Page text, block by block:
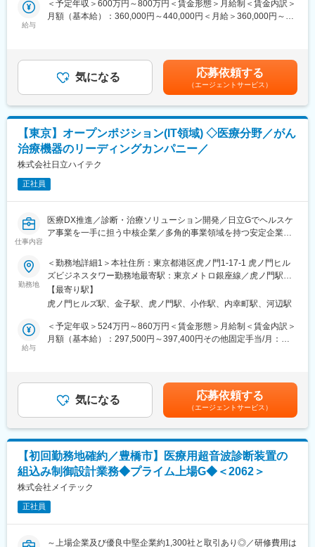
想いで設立され、具体的には目が不自由な方のためのデバイス開
発が設立背景である当社。
・現在は、アイスイッチ（自社製品）をベースに医療関連・車載
関連・カメラ関連・IOT関連・業務系、インフラ関連など幅広い顧
客ニーズに答えております。
変更の範囲：本文参照
存製品設計変更業務に携わります。
・仕様決定、仕様書作成、コーディング、検証/テスト
・プログラミング
■配属組織の取り組み：
・医療現場訪問、学会、研修、展示会による医療・医学・医工学
を学び製品開発へ活かす
・次世代装置、機能の提案
・コンカレントエンジニアリングによる各部との協働
・金沢製作所への積極的な出張による現場理解
・特許出願（各自1件提案目標）
・設計工数の低減をQMS有効性を維持しながら実現を目指す（そ
のための改善提案）
■業務・組織の魅力：
・患者様のQOL向上、医療従事者への貢献をしたいメンバーが多
く、モチベーションが高い組織です。
・若手から提案ができる風土、チームワークを重視しています。
（フリーアドレス、ビジネスカジュアル、カフェテリアも充実）
・メディカル事業だけでなく、ポンプ・精密・航空など他の事業
・出社メイン、在宅やフレックスを組み合わせて働くことが可能
です。
・残業は月20時間～30時間です。
■当社の魅力：
【トップクラスのシェア製品を多数保有】
当社は、各事業部ごとにトップクラスのシェアを誇る製品を有し
ています。インダストリアル事業はオイル&ガス分野で活躍する
「往復動ポンプ」。精密機器事業は多くの発電所で活躍する「水
などが国内トップシェア製品になります。
給与
＜予定年収＞600万円～800万円＜賃金形態＞月給制＜賃金内訳＞
月額（基本給）：360,000円～440,000円＜月給＞360,000円～
金はあくまでも目安の金額であり、選考を通じて上下する可能性
があります。月給(月額)は固定手当を含めた表記です。
気になる 応募依頼する
（エージェントサービス）
【東京】オープンポジション(IT領域) ◇医療分野／がん
治療機器のリーディングカンパニー／
株式会社日立ハイテク
正社員
仕事内容
医療DX推進／診断・治療ソリューション開発／日立Gでヘルスケ
ア事業を一手に担う中核企業／多角的事業領域を持つ安定企業
■職務内容：
ご希望、ご経験に応じて、SE(システムエンジニア)・ソフト機能
設計者・ソフト開発者・ITデジタル品質保証の中から適性業務を
選考の中で確認させていただきます。
各適性職務の役割は以下です。
（1）医療×DXのサービス企画・推進：
単純な要件定義から設計構築のSI業務だけではなく、医療DXを推
支援。
（3）データ管理と分析：
患者データや医療データの管理・分析を行い、AIを活用した医療
ネットワーク接続された医療データのセキュリティを確保し、個
人情報の保護を徹底。
（5）システム統合：
異なる医療機関やシステム間でのデータ共有をクラウド環境で円
滑に行うためのシステム統合を担当。
（6）ユーザーサポート：
医療従事者がシステムを効果的に利用できるように、伴走しなが
ら検査室や病院の課題解決を支援。
勤務地
＜勤務地詳細1＞本社住所：東京都港区虎ノ門1-17-1 虎ノ門ヒル
ズビジネスタワー勤務地最寄駅：東京メトロ銀座線／虎ノ門駅受
動喫煙対策：屋内喫煙可能場所あり＜勤務地詳細2＞晴海オフィス
住所：東京都中央区晴海一丁目8番10号（晴海トリトンスクエア
どき駅受動喫煙対策：屋内全面禁煙＜勤務地詳細3＞青梅事業所住
所：東京都青梅市今井三丁目7番19号 受動喫煙対策：屋内全面禁
【最寄り駅】
虎ノ門ヒルズ駅、金子駅、虎ノ門駅、小作駅、内幸町駅、河辺駅
給与
＜予定年収＞524万円～860万円＜賃金形態＞月給制＜賃金内訳＞
月額（基本給）：297,500円～397,400円その他固定手当/月：
業手当＞有＜給与補足＞※上記年収には賞与、諸手当を含む。※上
記「その他固定手当」は「ライフ・ワークスタイルサポート手
当」として支給賃金はあくまでも目安の金額であり、選考を通じ
て上下する可能性があります。月給(月額)は固定手当を含めた表記
です。
気になる 応募依頼する
（エージェントサービス）
【初回勤務地確約／豊橋市】医療用超音波診断装置の
組込み制御設計業務◆プライム上場G◆＜2062＞
株式会社メイテック
正社員
～上場企業及び優良中堅企業約1,300社と取引あり◎／研修費用は